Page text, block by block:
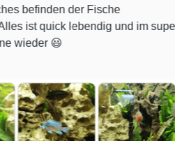
der Fische
lebendig und im super
😃